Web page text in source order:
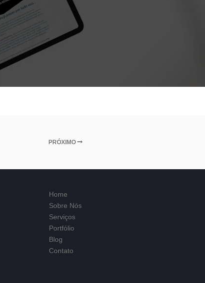
PRÓXIMO
Home
Sobre Nós
Serviços
Portfólio
Blog
Contato